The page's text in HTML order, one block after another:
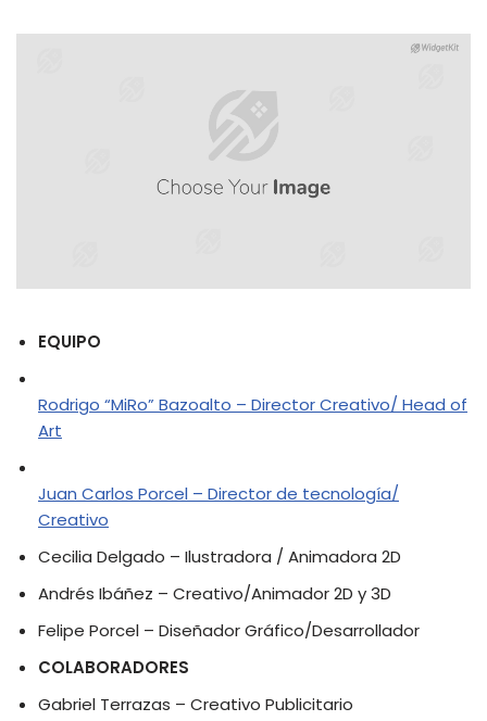
EQUIPO
Rodrigo “MiRo” Bazoalto – Director Creativo/ Head of
Art
Juan Carlos Porcel – Director de tecnología/
Creativo
Cecilia Delgado – Ilustradora / Animadora 2D
Andrés Ibáñez – Creativo/Animador 2D y 3D
Felipe Porcel – Diseñador Gráfico/Desarrollador
COLABORADORES
Gabriel Terrazas – Creativo Publicitario